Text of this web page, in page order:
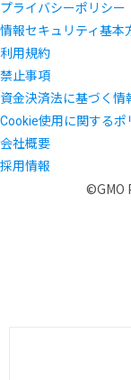
プライバシーポリシー
情報セキュリティ基本
利用規約
禁止事項
資金決済法に基づく情
Cookie使用に関するポ
会社概要
採用情報
©GMO